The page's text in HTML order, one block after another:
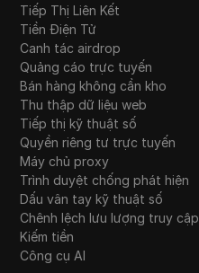
Tiếp Thị Liên Kết
Tiền Điện Tử
Canh tác airdrop
Quảng cáo trực tuyến
Bán hàng không cần kho
Thu thập dữ liệu web
Tiếp thị kỹ thuật số
Quyền riêng tư trực tuyến
Máy chủ proxy
Trình duyệt chống phát hiện
Dấu vân tay kỹ thuật số
Chênh lệch lưu lượng truy cập
Kiếm tiền
Công cụ AI